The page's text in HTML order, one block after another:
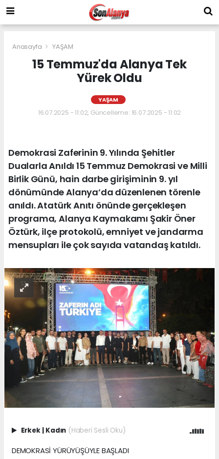
Anasayfa YAŞAM
15 Temmuz'da Alanya Tek
Yürek Oldu
YAŞAM
16.07.2025 - 11:02, Güncelleme: 16.07.2025 - 11:02
Demokrasi Zaferinin 9. Yılında Şehitler
Dualarla Anıldı 15 Temmuz Demokrasi ve Milli
Birlik Günü, hain darbe girişiminin 9. yıl
dönümünde Alanya’da düzenlenen törenle
anıldı. Atatürk Anıtı önünde gerçekleşen
programa, Alanya Kaymakamı Şakir Öner
Öztürk, ilçe protokolü, emniyet ve jandarma
mensupları ile çok sayıda vatandaş katıldı.
Erkek Kadın (Haberi Sesli Oku)
DEMOKRASİ YÜRÜYÜŞÜYLE BAŞLADI